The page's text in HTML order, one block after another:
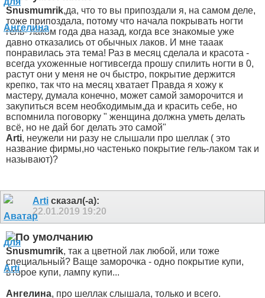
Snusmumrik,да, что то вы припоздали я, на самом деле,
тоже припоздала, потому что начала покрывать ногти
гель- лаком года два назад, когда все знакомые уже
давно отказались от обычных лаков. И мне тааак
понравилась эта тема! Раз в месяц сделала и красота -
всегда ухоженные ногтивсегда прошу спилить ногти в 0,
растут они у меня не оч быстро, покрытие держится
крепко, так что на месяц хватает Правда я хожу к
мастеру, думала конечно, может самой заморочится и
закупиться всем необходимым,да и красить себе, но
вспомнила поговорку " женщина должна уметь делать
всё, но не дай бог делать это самой"
Arti, неужели ни разу не слышали про шеллак ( это
название фирмы,но частенько покрытие гель-лаком так и
называют)?
Arti сказал(-а):
22.01.2019 19:20
Snusmumrik, так а цветной лак любой, или тоже
специальный? Ваще заморочка - одно покрытие купи,
второе купи, лампу купи...
Ангелина, про шеллак слышала, только и всего.